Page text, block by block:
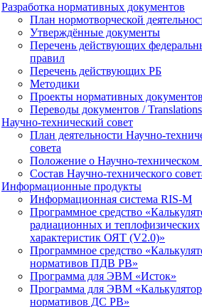
Разработка нормативных документов
План нормотворческой
Утверждённые документы
Перечень действующих
правил
Перечень действующих РБ
Методики
Проекты нормативных документов
Переводы документов /
Научно-технический совет
План деятельности Научно-
совета
Положение о Научно-техническом
Состав Научно-технического
Информационные продукты
Информационная система RIS-M
Программное средство
радиационных и теплофизических
характеристик ОЯТ (V2.0)»
Программное средство
нормативов ПДВ РВ»
Программа для ЭВМ «Исток»
Программа для ЭВМ «Калькулятор
нормативов ДС РВ»